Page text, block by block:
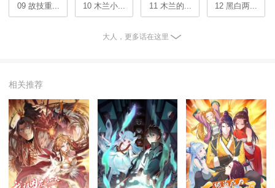
09 故技重... 10 木兰小... 11 木兰的... 12 黑白两...
大人，更多话在这里
相关推荐